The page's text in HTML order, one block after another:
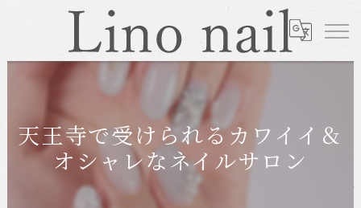
天王寺で受けられるカワイイ＆
オシャレなネイルサロン